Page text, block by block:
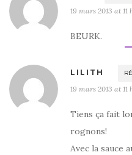
19 mars 2013 at 11
BEURK.
LILITH
19 mars 2013 at 11
Tiens ça fait
rognons!
Avec la sauce